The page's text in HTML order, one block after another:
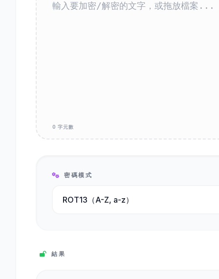
0 字元數
密碼模式
結果